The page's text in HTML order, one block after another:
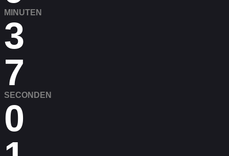
MINUTEN
3
7
SECONDEN
0